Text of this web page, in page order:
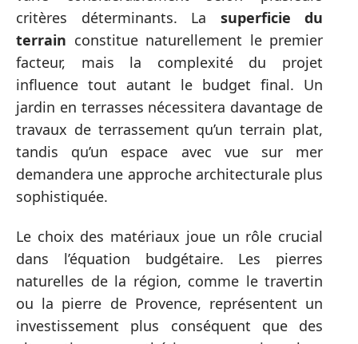
critères déterminants. La superficie du
terrain constitue naturellement le premier
facteur, mais la complexité du projet
influence tout autant le budget final. Un
jardin en terrasses nécessitera davantage de
travaux de terrassement qu’un terrain plat,
tandis qu’un espace avec vue sur mer
demandera une approche architecturale plus
sophistiquée.
Le choix des matériaux joue un rôle crucial
dans l’équation budgétaire. Les pierres
naturelles de la région, comme le travertin
ou la pierre de Provence, représentent un
investissement plus conséquent que des